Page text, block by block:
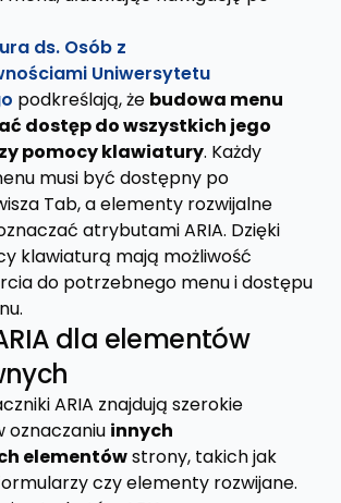
ds. Osób z
Uniwersytetu
podkreślają, że budowa menu
dostęp do wszystkich jego
pomocy klawiatury. Każdy
musi być dostępny po
Tab, a elementy rozwijalne
atrybutami ARIA. Dzięki
klawiaturą mają możliwość
do potrzebnego menu i dostępu
dla elementów
ARIA znajdują szerokie
oznaczaniu innych
elementówstrony, takich jak
czy elementy rozwijane.